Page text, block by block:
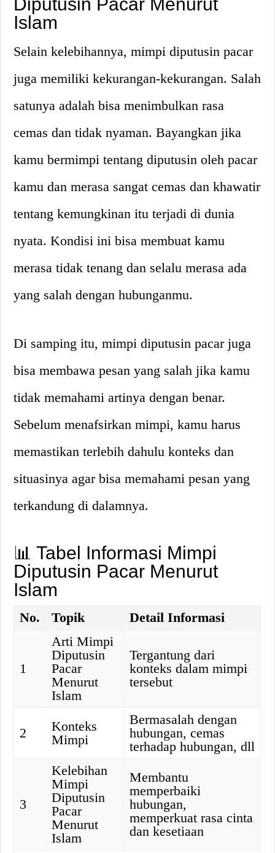
Islam
Selain kelebihannya, mimpi diputusin pacar
juga memiliki kekurangan-kekurangan. Salah
satunya adalah bisa menimbulkan rasa
cemas dan tidak nyaman. Bayangkan jika
kamu bermimpi tentang diputusin oleh pacar
kamu dan merasa sangat cemas dan khawatir
tentang kemungkinan itu terjadi di dunia
nyata. Kondisi ini bisa membuat kamu
merasa tidak tenang dan selalu merasa ada
yang salah dengan hubunganmu.
Di samping itu, mimpi diputusin pacar juga
bisa membawa pesan yang salah jika kamu
tidak memahami artinya dengan benar.
Sebelum menafsirkan mimpi, kamu harus
memastikan terlebih dahulu konteks dan
situasinya agar bisa memahami pesan yang
terkandung di dalamnya.
📊 Tabel Informasi Mimpi
Diputusin Pacar Menurut
Islam
No. Topik Detail Informasi
1
Arti Mimpi
Diputusin
Pacar
Menurut
Islam
Tergantung dari
konteks dalam mimpi
tersebut
2
Konteks
Mimpi
Bermasalah dengan
hubungan, cemas
terhadap hubungan, dll
3
Kelebihan
Mimpi
Diputusin
Pacar
Menurut
Islam
Membantu
memperbaiki
hubungan,
memperkuat rasa cinta
dan kesetiaan